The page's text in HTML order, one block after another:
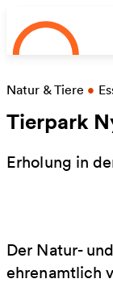
Skip to main
Natur & Tiere •
Tierpark
Erholung in
Der Natur-
ehrenamtlich